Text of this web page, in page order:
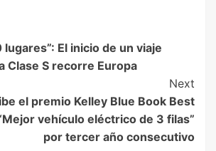
lugares”: El inicio de un viaje
Clase S recorre Europa
Next
el premio Kelley Blue Book Best
vehículo eléctrico de 3 filas”
por tercer año consecutivo